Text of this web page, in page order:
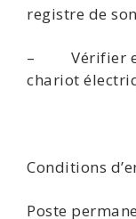
registre de
– Vérifier et
chariot
Conditions
Poste